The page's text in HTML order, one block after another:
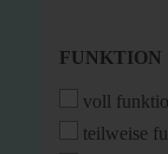
FUNKTION
FUNKTION
voll
teilweise